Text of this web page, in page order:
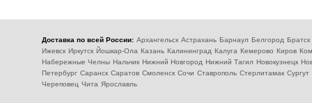
Доставка по всей России: Архангельск Астрахань Барнаул Белгород Братск
Ижевск Иркутск Йошкар-Ола Казань Калининград Калуга Кемерово Киров
Набережные Челны Нальчик Нижний Новгород Нижний Тагил Новокузнецк
Петербург Саранск Саратов Смоленск Сочи Ставрополь Стерлитамак Сургут
Череповец Чита Ярославль